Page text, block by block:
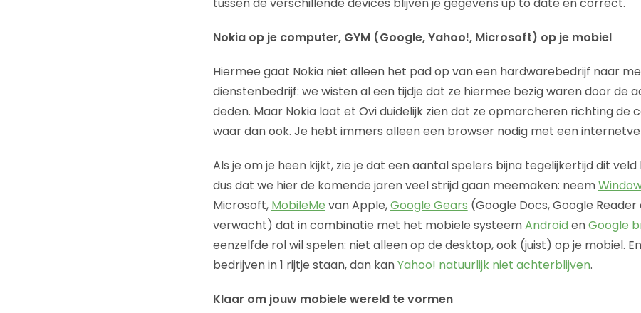
Nokia op je computer, GYM (Google, Yahoo!, Microsoft) op je mobiel
Hiermee gaat Nokia niet alleen het pad op van een hardwarebedrijf naar
dienstenbedrijf: we wisten al een tijdje dat ze hiermee bezig waren door de
deden. Maar Nokia laat et Ovi duidelijk zien dat ze opmarcheren richting de
waar dan ook. Je hebt immers alleen een browser nodig met een
Als je om je heen kijkt, zie je dat een aantal spelers bijna tegelijkertijd dit veld
dus dat we hier de komende jaren veel strijd gaan meemaken: neem
Microsoft, MobileMe van Apple,Google Gears (Google Docs, Google
verwacht) dat in combinatie met het mobiele systeemAndroid enGoogle
eenzelfde rol wil spelen: niet alleen op de desktop, ook (juist) op je mobiel.
bedrijven in 1 rijtje staan, dan kanYahoo! natuurlijk niet achterblijven.
Klaar om jouw mobiele wereld te vormen